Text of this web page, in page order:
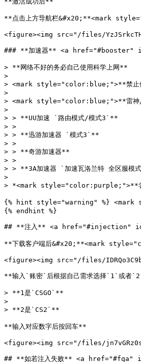
**点击上方导航栏&#x20;**<mark
<figure><img src="/files/
### **加速器** <a href="#booster"
> **网络不好的务必自己使用科学上网**
>
> <mark style="color:blue;">**禁止使
>
> <mark style="color:blue;">**雷神/薄
>
> > **UU加速 `路由模式/模式3`**
> >
> > **迅游加速器 `模式3`**
> >
> > **奇游加速器**
> >
> > **3A加速器 `加速瓦洛兰特 全区服模
>
> *<mark style="color:purple;">**尝试
{% hint style="warning" %} <mark
{% endhint %}
## **注入** <a href="#injection"
**下载客户端后&#x20;**<mark
<figure><img src="/files/
**输入`账密`后根据自己需求选择`1`或者
> **1是`CSGO`**
>
> **2是`CS2`**
**输入对应数字后按回车**
<figure><img src="/files/
## **如若注入失败** <a href="#fqa"